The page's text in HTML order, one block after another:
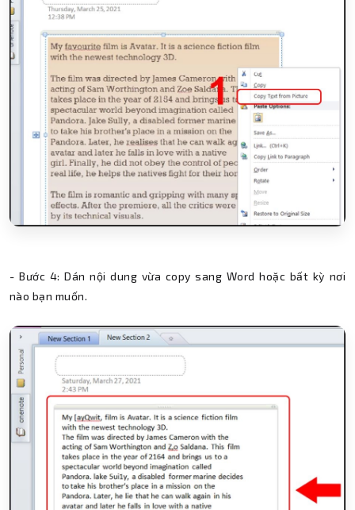
- Bước 4: Dán nội dung vừa copy sang Word hoặc bất kỳ nơi
nào bạn muốn.